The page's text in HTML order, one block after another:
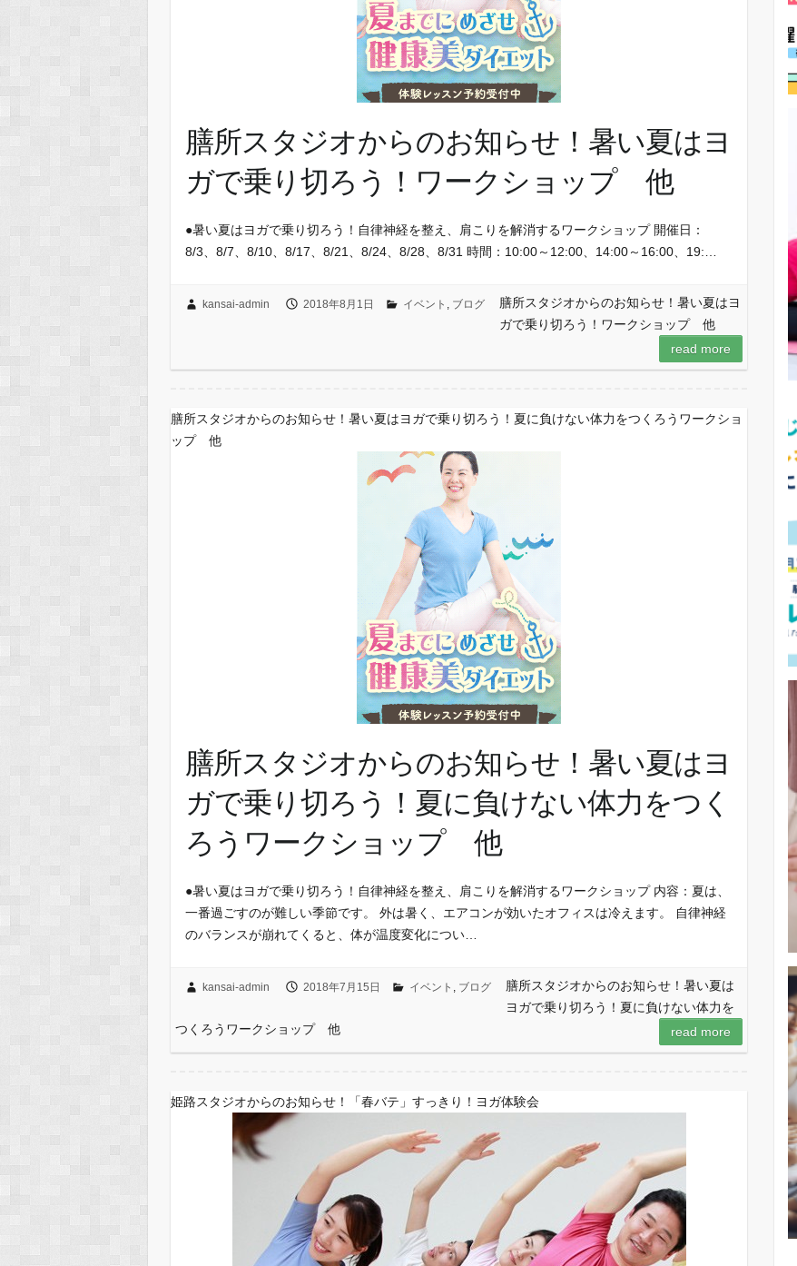
膳所スタジオからのお知らせ！暑い夏はヨ
ガで乗り切ろう！ワークショップ 他
●暑い夏はヨガで乗り切ろう！自律神経を整え、肩こりを解消するワークショップ 開催日：
8/3、8/7、8/10、8/17、8/21、8/24、8/28、8/31 時間：10:00～12:00、14:00～16:00、19:…
kansai-admin 2018年8月1日 イベント , ブログ
膳所スタジオからのお知らせ！暑い夏はヨ
ガで乗り切ろう！ワークショップ 他
read more
膳所スタジオからのお知らせ！暑い夏はヨガで乗り切ろう！夏に負けない体力をつくろうワークショ
ップ 他
膳所スタジオからのお知らせ！暑い夏はヨ
ガで乗り切ろう！夏に負けない体力をつく
ろうワークショップ 他
●暑い夏はヨガで乗り切ろう！自律神経を整え、肩こりを解消するワークショップ 内容：夏は、
一番過ごすのが難しい季節です。 外は暑く、エアコンが効いたオフィスは冷えます。 自律神経
のバランスが崩れてくると、体が温度変化につい…
kansai-admin 2018年7月15日 イベント , ブログ
膳所スタジオからのお知らせ！暑い夏は
ヨガで乗り切ろう！夏に負けない体力を
つくろうワークショップ 他
read more
姫路スタジオからのお知らせ！「春バテ」すっきり！ヨガ体験会